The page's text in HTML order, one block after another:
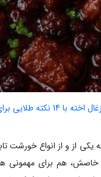
طرز تهیه خورش زغال اخته
یکی از و از انواع خورشت
هم برای مهمونی